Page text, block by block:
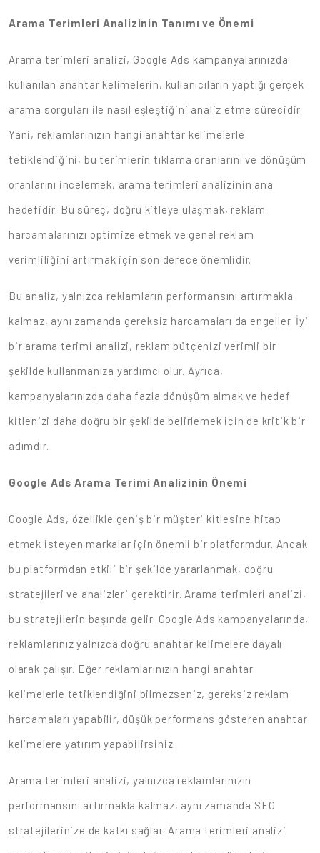
Arama Terimleri Analizinin Tanımı ve Önemi
Arama terimleri analizi, Google Ads kampanyalarınızda
kullanılan anahtar kelimelerin, kullanıcıların yaptığı gerçek
arama sorguları ile nasıl eşleştiğini analiz etme sürecidir.
Yani, reklamlarınızın hangi anahtar kelimelerle
tetiklendiğini, bu terimlerin tıklama oranlarını ve dönüşüm
oranlarını incelemek, arama terimleri analizinin ana
hedefidir. Bu süreç, doğru kitleye ulaşmak, reklam
harcamalarınızı optimize etmek ve genel reklam
verimliliğini artırmak için son derece önemlidir.
Bu analiz, yalnızca reklamların performansını artırmakla
kalmaz, aynı zamanda gereksiz harcamaları da engeller. İyi
bir arama terimi analizi, reklam bütçenizi verimli bir
şekilde kullanmanıza yardımcı olur. Ayrıca,
kampanyalarınızda daha fazla dönüşüm almak ve hedef
kitlenizi daha doğru bir şekilde belirlemek için de kritik bir
adımdır.
Google Ads Arama Terimi Analizinin Önemi
Google Ads, özellikle geniş bir müşteri kitlesine hitap
etmek isteyen markalar için önemli bir platformdur. Ancak
bu platformdan etkili bir şekilde yararlanmak, doğru
stratejileri ve analizleri gerektirir. Arama terimleri analizi,
bu stratejilerin başında gelir. Google Ads kampanyalarında,
reklamlarınız yalnızca doğru anahtar kelimelere dayalı
olarak çalışır. Eğer reklamlarınızın hangi anahtar
kelimelerle tetiklendiğini bilmezseniz, gereksiz reklam
harcamaları yapabilir, düşük performans gösteren anahtar
kelimelere yatırım yapabilirsiniz.
Arama terimleri analizi, yalnızca reklamlarınızın
performansını artırmakla kalmaz, aynı zamanda SEO
stratejilerinize de katkı sağlar. Arama terimleri analizi